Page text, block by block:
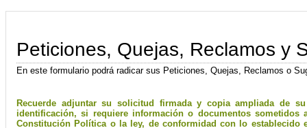
Peticiones, Quejas, Reclamos y
En este formulario podrá radicar sus Peticiones, Quejas, Reclamos o
Recuerde adjuntar su solicitud firmada y copia ampliada de
identificación, si requiere información o documentos sometidos
Constitución Política o la ley, de conformidad con lo establecido